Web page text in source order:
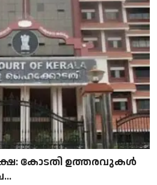
കോടതി ഉത്തരവുകൾ